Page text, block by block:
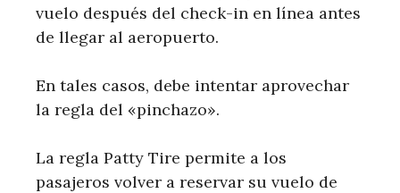
vuelo después del check-in en línea antes
de llegar al aeropuerto.
En tales casos, debe intentar aprovechar
la regla del «pinchazo».
La regla Patty Tire permite a los
pasajeros volver a reservar su vuelo de